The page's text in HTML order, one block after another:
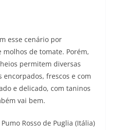
esse cenário por
de tomate. Porém,
permitem diversas
encorpados, frescos e com
e delicado, com taninos
vai bem.
Rosso de Puglia (Itália)